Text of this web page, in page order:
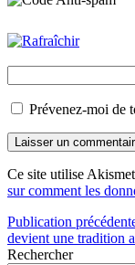
Prévenez-moi de
Ce site utilise
sur comment les
Navigation
de
Publication
devient une tradition
Rechercher